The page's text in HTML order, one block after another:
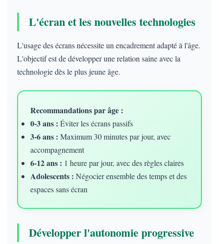
L'écran et les nouvelles technologies
L'usage des écrans nécessite un encadrement adapté à l'âge.
L'objectif est de développer une relation saine avec la
technologie dès le plus jeune âge.
Recommandations par âge :
0-3 ans : Éviter les écrans passifs
3-6 ans : Maximum 30 minutes par jour, avec
accompagnement
6-12 ans : 1 heure par jour, avec des règles claires
Adolescents : Négocier ensemble des temps et des
espaces sans écran
Développer l'autonomie progressive